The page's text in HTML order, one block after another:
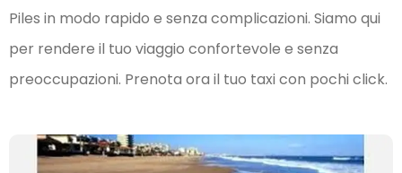
Piles in modo rapido e senza complicazioni. Siamo qui
per rendere il tuo viaggio confortevole e senza
preoccupazioni. Prenota ora il tuo taxi con pochi click.